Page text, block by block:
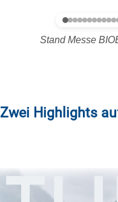
Stand Messe
Zwei Highlights